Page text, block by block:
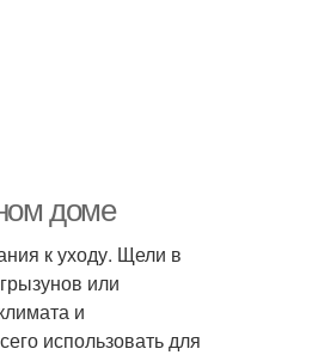
доме
к уходу. Щели в
или
и
использовать для